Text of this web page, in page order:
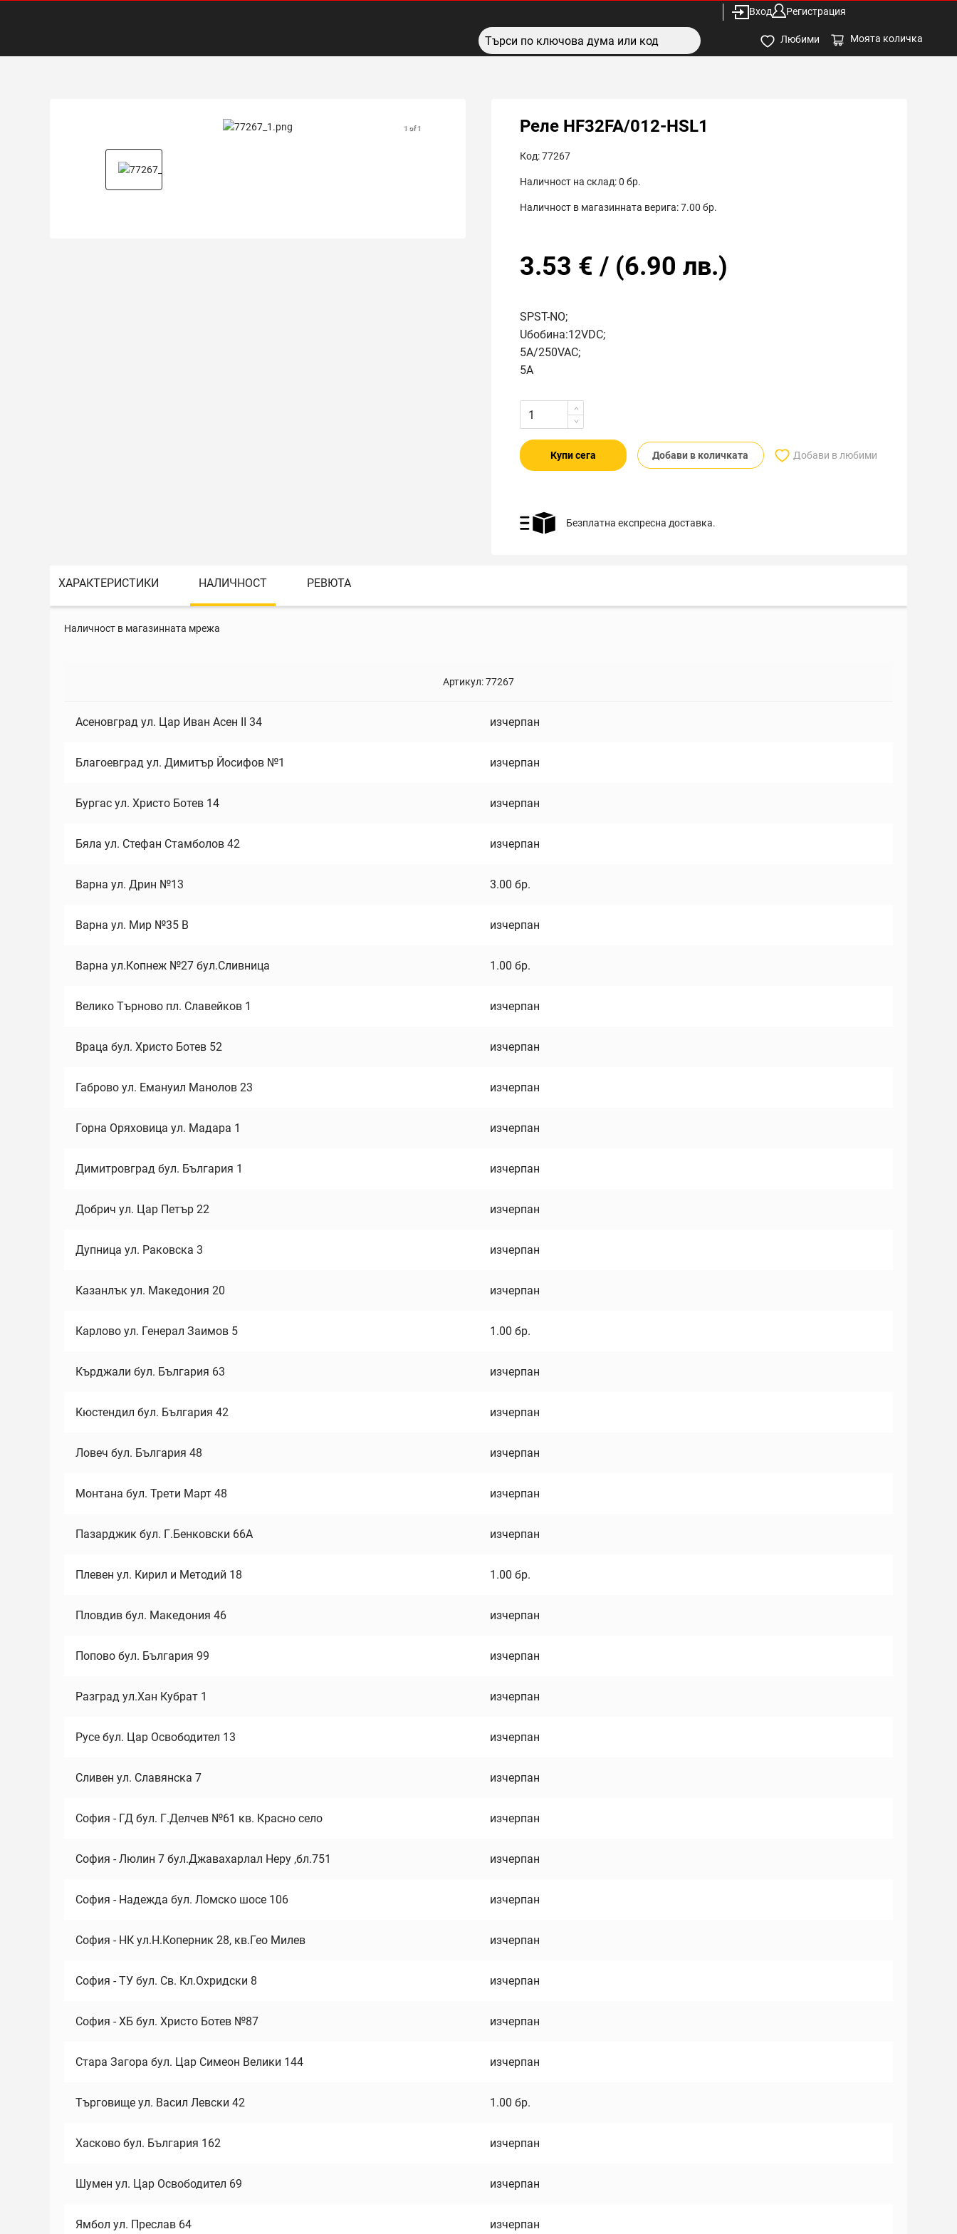
Вход Регистрация
Любими Моята количка
1 of 1 Реле HF32FA/012-HSL1
Код:77267
Наличност на склад:0 бр.
Наличност в магазинната верига:7.00 бр.
3.53 € / (6.90 лв.)
SPST-NO;
Uбобина:12VDC;
5A/250VAC;
5A
Купи сега Добави в количката Добави в любими
Безплатна експресна доставка.
ХАРАКТЕРИСТИКИ НАЛИЧНОСТ РЕВЮТА
Наличност в магазинната мрежа
Артикул:77267
Асеновград ул. Цар Иван Асен II 34 изчерпан
Благоевград ул. Димитър Йосифов №1 изчерпан
Бургас ул. Христо Ботев 14 изчерпан
Бяла ул. Стефан Стамболов 42 изчерпан
Варна ул. Дрин №13 3.00 бр.
Варна ул. Мир №35 В изчерпан
Варна ул.Копнеж №27 бул.Сливница 1.00 бр.
Велико Търново пл. Славейков 1 изчерпан
Враца бул. Христо Ботев 52 изчерпан
Габрово ул. Емануил Манолов 23 изчерпан
Горна Оряховица ул. Мадара 1 изчерпан
Димитровград бул. България 1 изчерпан
Добрич ул. Цар Петър 22 изчерпан
Дупница ул. Раковска 3 изчерпан
Казанлък ул. Македония 20 изчерпан
Карлово ул. Генерал Заимов 5 1.00 бр.
Кърджали бул. България 63 изчерпан
Кюстендил бул. България 42 изчерпан
Ловеч бул. България 48 изчерпан
Монтана бул. Трети Март 48 изчерпан
Пазарджик бул. Г.Бенковски 66А изчерпан
Плевен ул. Кирил и Методий 18 1.00 бр.
Пловдив бул. Македония 46 изчерпан
Попово бул. България 99 изчерпан
Разград ул.Хан Кубрат 1 изчерпан
Русе бул. Цар Освободител 13 изчерпан
Сливен ул. Славянска 7 изчерпан
София - ГД бул. Г.Делчев №61 кв. Красно село изчерпан
София - Люлин 7 бул.Джавахарлал Неру ,бл.751 изчерпан
София - Надежда бул. Ломско шосе 106 изчерпан
София - НК ул.Н.Коперник 28, кв.Гео Милев изчерпан
София - ТУ бул. Св. Кл.Охридски 8 изчерпан
София - ХБ бул. Христо Ботев №87 изчерпан
Стара Загора бул. Цар Симеон Велики 144 изчерпан
Търговище ул. Васил Левски 42 1.00 бр.
Хасково бул. България 162 изчерпан
Шумен ул. Цар Освободител 69 изчерпан
Ямбол ул. Преслав 64 изчерпан